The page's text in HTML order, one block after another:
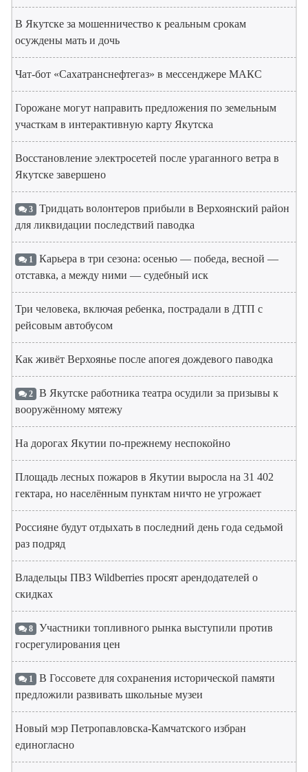
В Якутске за мошенничество к реальным срокам
осуждены мать и дочь
Чат-бот «Сахатранснефтегаз» в мессенджере МАКС
Горожане могут направить предложения по земельным
участкам в интерактивную карту Якутска
Восстановление электросетей после ураганного ветра в
Якутске завершено
3 Тридцать волонтеров прибыли в Верхоянский район
для ликвидации последствий паводка
1 Карьера в три сезона: осенью — победа, весной —
отставка, а между ними — судебный иск
Три человека, включая ребенка, пострадали в ДТП с
рейсовым автобусом
Как живёт Верхоянье после апогея дождевого паводка
2 В Якутске работника театра осудили за призывы к
вооружённому мятежу
На дорогах Якутии по-прежнему неспокойно
Площадь лесных пожаров в Якутии выросла на 31 402
гектара, но населённым пунктам ничто не угрожает
Россияне будут отдыхать в последний день года седьмой
раз подряд
Владельцы ПВЗ Wildberries просят арендодателей о
скидках
8 Участники топливного рынка выступили против
госрегулирования цен
1 В Госсовете для сохранения исторической памяти
предложили развивать школьные музеи
Новый мэр Петропавловска-Камчатского избран
единогласно